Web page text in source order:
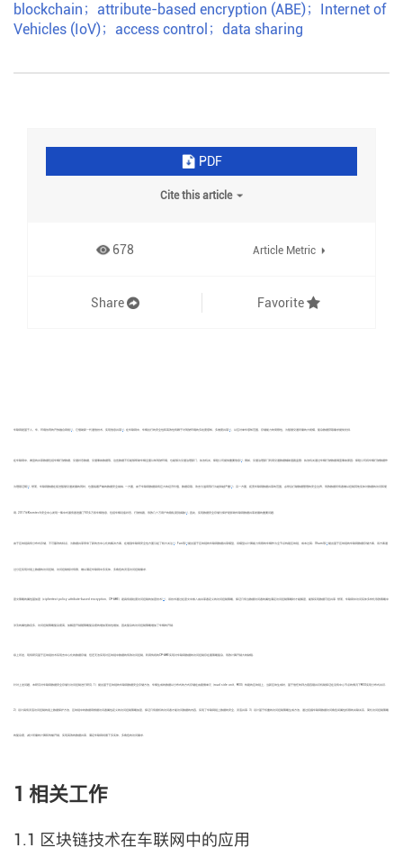
blockchain ； attribute-based encryption (ABE)； Internet of
Vehicles (IoV)； access control ； data sharing
PDF
Cite this article
678 Article Metric
Share Favorite
车联网是基于人、车、环境协同的开放融合网络 ，它借助新一代通信技术，实现信息共享 2 . 在车联网中，车辆出行的安全性和高效性有赖于对驾驶环境的多粒度感知、多维度共享 3 ，以应对单车感知范围、存储能力的局限性，为智慧交通所需的大规模、复杂数据获取需求提供支持.
在车联网中，典型的共享数据包括车辆行驶数据、交通状态数据、交通事故数据等，这些数据不仅能够帮助车辆全面认知驾驶环境，也能够为交通治理部门、执法机关、保险公司提供重要信息 4 . 例如，交通治理部门利用交通数据辅助道路监管；执法机关通过车辆行驶数据调查事故原因；保险公司将车辆行驶数据作
为理赔证明 5 . 然而，车联网数据在促进智慧交通发展的同时，也面临着严峻的数据安全挑战. 一方面，由于车联网数据具有巨大的经济价值，数据窃取、攻击与滥用等行为越来越严重 ；另一方面，拓宽车联网数据共享的范围，必然会打破数据管理的安全边界，导致数据所有者难以控制其他实体对数据的访问和使
用. 2017年Kromtech安全中心发现一集中式服务器泄露了50多万条车辆信息，包括车辆设备状态、行驶线路，导致几十万用户的隐私受到威胁 6 . 因此，实现数据安全存储与保护是影响车联网数据共享发展的重要问题.
由于区块链具有分布式存储、不可篡改的特点，为数据共享带来了新的去中心化的解决方案，在增强车联网安全性方面引起了较大关注 7 . Fan等 8 提出基于区块链的车联网数据共享模型，该模型以计算能力有限的车辆作为全节点构建区块链，成本过高；Oham等 9 提出基于区块链的车联网数据存储方案，该方案通
过分区实现对链上数据的访问控制，访问控制相对有限，难以满足车联网中多实体、多角色的灵活访问控制需求.
密文策略的属性基加密（ciphertext policy attribute-based encryption，CP-ABE）是具有细粒度访问控制的加密技术 10 ，该技术通过在密文中嵌入由共享者定义的访问控制策略，保证只有当数据访问者的属性满足访问控制策略时才能解密，能够实现数据可控共享. 然而，车联网中访问实体多样化导致策略中
涉及的属性数目多，访问控制策略复杂度高，加解密开销随策略复杂度的增加而线性增加，因此复杂的访问控制策略增加了车辆的开销.
综上所述，现有研究基于区块链技术实现去中心化的数据存储，但还无法实现对区块链中数据的有效访问控制，利用传统的CP-ABE实现对车联网数据的访问控制存在着策略复杂，导致计算开销大的缺陷.
针对上述问题，本研究对车联网数据安全存储与访问控制进行研究. 1）提出基于区块链的车联网数据安全存储方法，车辆生成的数据以分布式的方式存储在由路侧单元（road side unit，RSU）构建的区块链上，当新区块生成时，基于信任的拜占庭容错共识机制保证在没有中心节点的情况下RSU实现分布式共识.
2）设计具有灵活访问控制的链上数据保护方法，区块链中的数据用根据访问者属性定义的访问控制策略加密，保证只有授权的访问者才能访问数据的内容，实现了车联网链上数据的安全、灵活共享. 3）设计基于权重的访问控制策略生成方法，通过挖掘车联网数据访问角色间属性权限的关联关系，简化访问控制策略
的复杂度，减少所需的计算和传输开销，实现高效的数据共享，满足车联网场景下多实体、多角色的访问需求.
1 相关工作
1.1 区块链技术在车联网中的应用